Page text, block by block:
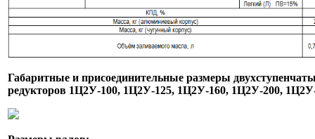
Габаритные и присоединительные размеры
редукторов 1Ц2У-100, 1Ц2У-125, 1Ц2У-160, 1Ц2У-200,